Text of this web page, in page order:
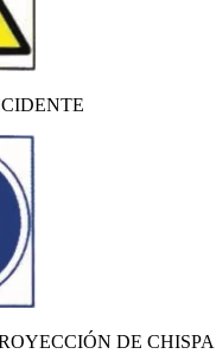
DE CHISPA